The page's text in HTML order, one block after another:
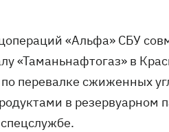
«Альфа» СБУ
«Таманьнафтогаз» в
перевалке сжиженных
в резервуарном